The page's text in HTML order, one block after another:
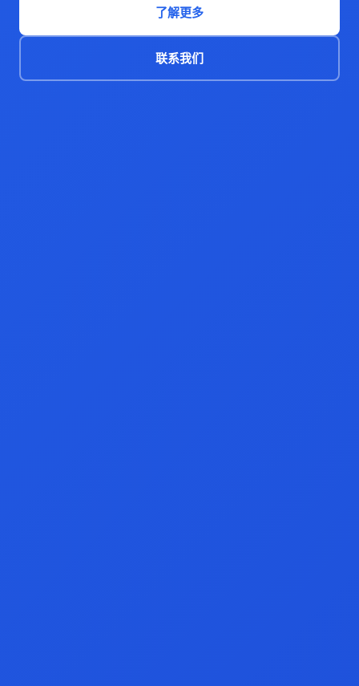
了解更多
联系我们